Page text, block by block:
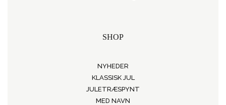
SHOP
NYHEDER
KLASSISK JUL
JULETRÆSPYNT
MED NAVN